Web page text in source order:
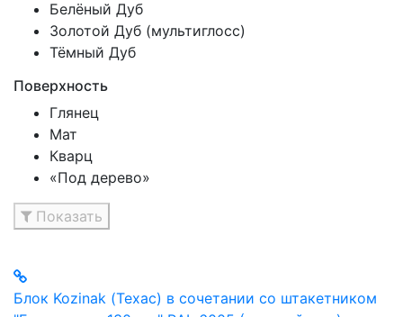
Белёный Дуб
Золотой Дуб (мультиглосс)
Тёмный Дуб
Поверхность
Глянец
Мат
Кварц
«Под дерево»
Показать
Блок Kozinak (Техас) в сочетании со штакетником